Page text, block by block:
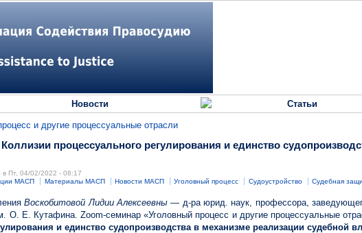
Новости Статьи
и другие процессуальные отрасли
процессуального регулирования и единство
в Пт, 04/02/2022 - 08:17
МАСП Материалы МАСП Новости МАСП Уголовный процесс Судоустройство Судебная
Воскобитовой Лидии Алексеевны— д-ра юрид. наук, профессора,
О. Е. Кутафина. Zoom-семинар «Уголовный процесс и другие процессуальные
и единство судопроизводства в механизме реализации судебной